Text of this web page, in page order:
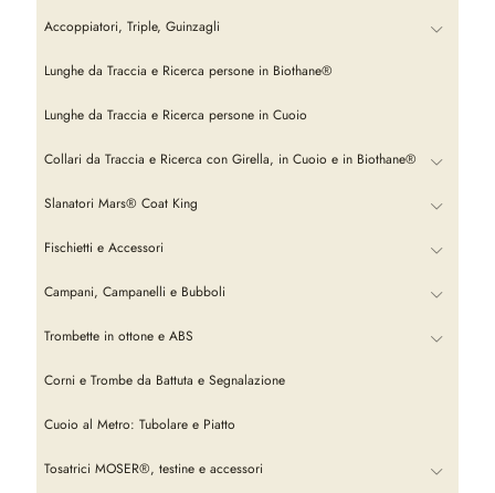
Accoppiatori, Triple, Guinzagli
Lunghe da Traccia e Ricerca persone in Biothane®
Lunghe da Traccia e Ricerca persone in Cuoio
Collari da Traccia e Ricerca con Girella, in Cuoio e in Biothane®
Slanatori Mars® Coat King
Fischietti e Accessori
Campani, Campanelli e Bubboli
Trombette in ottone e ABS
Corni e Trombe da Battuta e Segnalazione
Cuoio al Metro: Tubolare e Piatto
Tosatrici MOSER®, testine e accessori